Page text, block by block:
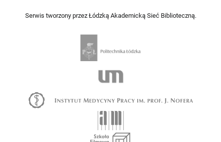
Serwis tworzony przez Łódzką Akademicką Sieć Biblioteczną.